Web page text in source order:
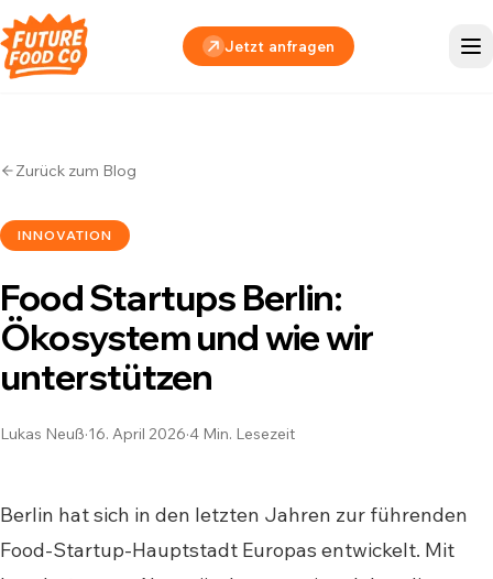
Jetzt anfragen
Zurück zum Blog
INNOVATION
Food Startups Berlin:
Ökosystem und wie wir
unterstützen
Lukas Neuß·16. April 2026·4 Min. Lesezeit
Berlin hat sich in den letzten Jahren zur führenden
Food-Startup-Hauptstadt Europas entwickelt. Mit